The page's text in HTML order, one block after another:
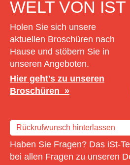
WELT VON IST
Holen Sie sich unsere
aktuellen Broschüren nach
Hause und stöbern Sie in
unseren Angeboten.
Hier geht's zu unseren
Broschüren
Rückrufwunsch hinterlassen
Haben Sie Fragen? Das iSt-
bei allen Fragen zu unseren